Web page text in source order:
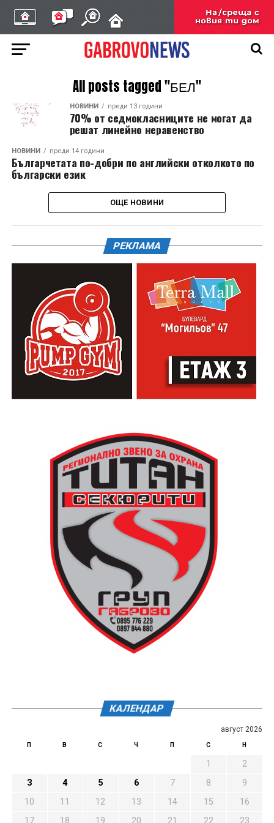
All posts tagged "БЕЛ"
НОВИНИ преди 13 години
70% от седмокласниците не могат да
решат линейно неравенство
НОВИНИ преди 14 години
Българчетата по-добри по английски отколкото по
български език
ОЩЕ НОВИНИ
РЕКЛАМА
КАЛЕНДАР
август 2026
П В С Ч П С Н
1
2
3
4 5 6 7 8
9
10
11 12 13 14 15
16
17
18 19 20 21 22 23